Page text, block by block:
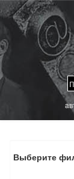
Перейти
к
основному
содержанию
Выберите